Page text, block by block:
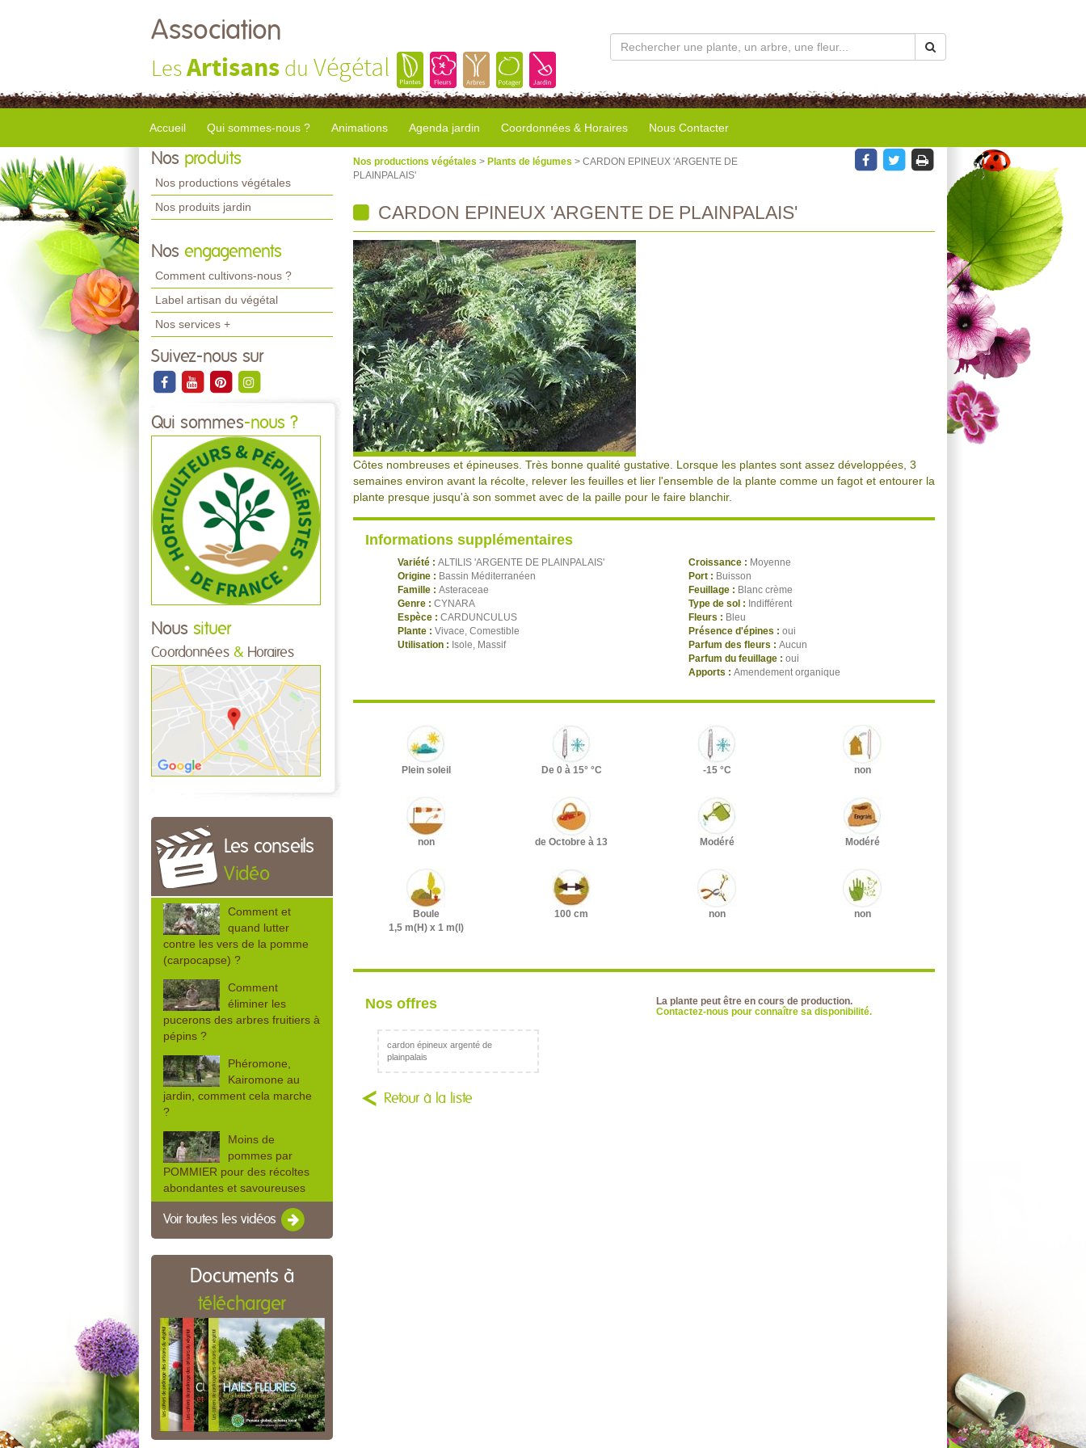
Association
LesArtisans du Végétal
Accueil Qui sommes-nous ? Animations Agenda jardin Coordonnées & Horaires Nous Contacter
Nos produits
Nos productions végétales
Nos produits jardin
Nos engagements
Comment cultivons-nous ?
Label artisan du végétal
Nos services +
Suivez-nous sur
Qui sommes-nous ?
Nous situer
Coordonnées & Horaires
Les conseils
Vidéo
Comment et
quand lutter
contre les vers de la pomme
(carpocapse) ?
Comment
éliminer les
pucerons des arbres fruitiers à
pépins ?
Phéromone,
Kairomone au
jardin, comment cela marche
?
Moins de
pommes par
POMMIER pour des récoltes
abondantes et savoureuses
Voir toutes les vidéos
Documents à
télécharger
Nos productions végétales > Plants de légumes > CARDON EPINEUX 'ARGENTE DE
PLAINPALAIS'
CARDON EPINEUX 'ARGENTE DE PLAINPALAIS'
Côtes nombreuses et épineuses. Très bonne qualité gustative. Lorsque les plantes sont assez développées, 3
semaines environ avant la récolte, relever les feuilles et lier l'ensemble de la plante comme un fagot et entourer la
plante presque jusqu'à son sommet avec de la paille pour le faire blanchir.
Informations supplémentaires
Variété : ALTILIS 'ARGENTE DE PLAINPALAIS'
Origine : Bassin Méditerranéen
Famille : Asteraceae
Genre : CYNARA
Espèce : CARDUNCULUS
Plante : Vivace, Comestible
Utilisation : Isole, Massif
Croissance : Moyenne
Port : Buisson
Feuillage : Blanc crème
Type de sol : Indifférent
Fleurs : Bleu
Présence d'épines : oui
Parfum des fleurs : Aucun
Parfum du feuillage : oui
Apports : Amendement organique
Plein soleil De 0 à 15° °C -15 °C non
non de Octobre à 13 Modéré Modéré
Boule
1,5 m(H) x 1 m(l)
100 cm non non
Nos offres
La plante peut être en cours de production.
Contactez-nous pour connaître sa disponibilité.
cardon épineux argenté de
plainpalais
Retour à la liste